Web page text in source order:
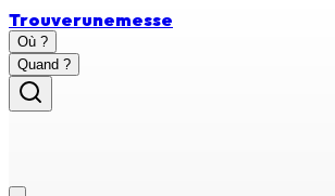
Trouverunemesse
Où ?
Quand ?